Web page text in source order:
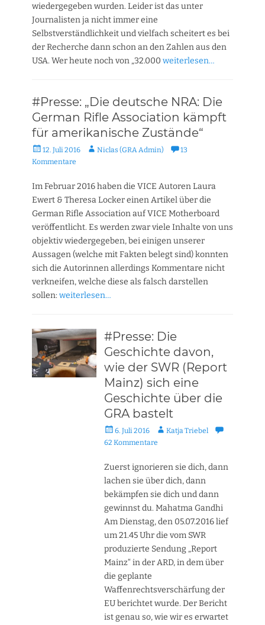
wiedergegeben wurden. Leider ist das unter
Journalisten ja nicht immer eine
Selbstverständlichkeit und vielfach scheitert es bei
der Recherche dann schon an den Zahlen aus den
USA. Wer heute noch von „32.000 weiterlesen…
#Presse: „Die deutsche NRA: Die
German Rifle Association kämpft
für amerikanische Zustände“
Veröffentlicht
am
12. Juli 2016 AutorNiclas (GRA Admin)
13
Kommentare
Im Februar 2016 haben die VICE Autoren Laura
Ewert & Theresa Locker einen Artikel über die
German Rifle Association auf VICE Motherboard
veröffentlicht. Es werden zwar viele Inhalte von uns
objektiv wiedergegeben, bei einigen unserer
Aussagen (welche mit Fakten belegt sind) konnten
sich die Autorinnen allerdings Kommentare nicht
verkneifen, welche diese als falsch darstellen
sollen: weiterlesen…
#Presse: Die
Geschichte davon,
wie der SWR (Report
Mainz) sich eine
Geschichte über die
GRA bastelt
Veröffentlicht
am
6. Juli 2016 AutorKatja Triebel
62 Kommentare
Zuerst ignorieren sie dich, dann
lachen sie über dich, dann
bekämpfen sie dich und dann
gewinnst du. Mahatma Gandhi
Am Dienstag, den 05.07.2016 lief
um 21.45 Uhr die vom SWR
produzierte Sendung „Report
Mainz“ in der ARD, in dem über
die geplante
Waffenrechtsverschärfung der
EU berichtet wurde. Der Bericht
ist genau so, wie wir es erwartet